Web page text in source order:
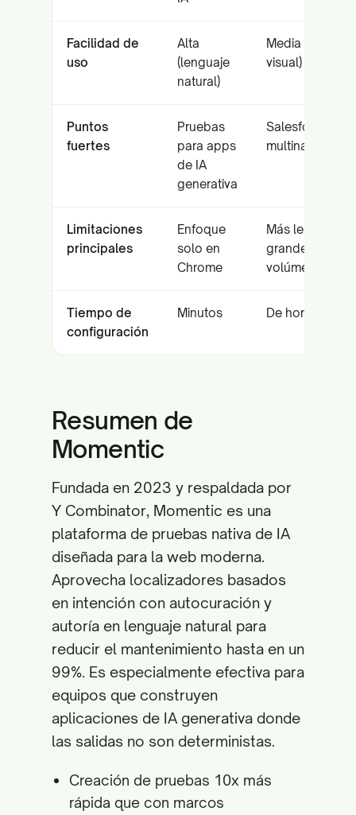
Facilidad de
uso
Alta
(lenguaje
natural)
Media (editor
visual)
Puntos
fuertes
Pruebas
para apps
de IA
generativa
Salesforce y
Limitaciones
principales
Enfoque
solo en
Chrome
Más lento con
grandes
volúmenes
Tiempo de
configuración
Minutos De horas a días
Resumen de
Momentic
Fundada en 2023 y respaldada por
Y Combinator, Momentic es una
plataforma de pruebas nativa de IA
diseñada para la web moderna.
Aprovecha localizadores basados
en intención con autocuración y
autoría en lenguaje natural para
reducir el mantenimiento hasta en un
99%. Es especialmente efectiva para
equipos que construyen
aplicaciones de IA generativa donde
las salidas no son deterministas.
Creación de pruebas 10x más
rápida que con marcos